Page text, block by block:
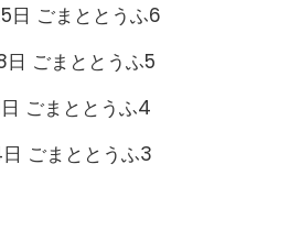
日 ごまととうふ6
ごまととうふ5
ごまととうふ4
ごまととうふ3